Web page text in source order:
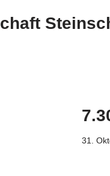
31.